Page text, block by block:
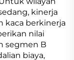
kinerja
kaca berkinerja
nilai
segmen B
biaya,